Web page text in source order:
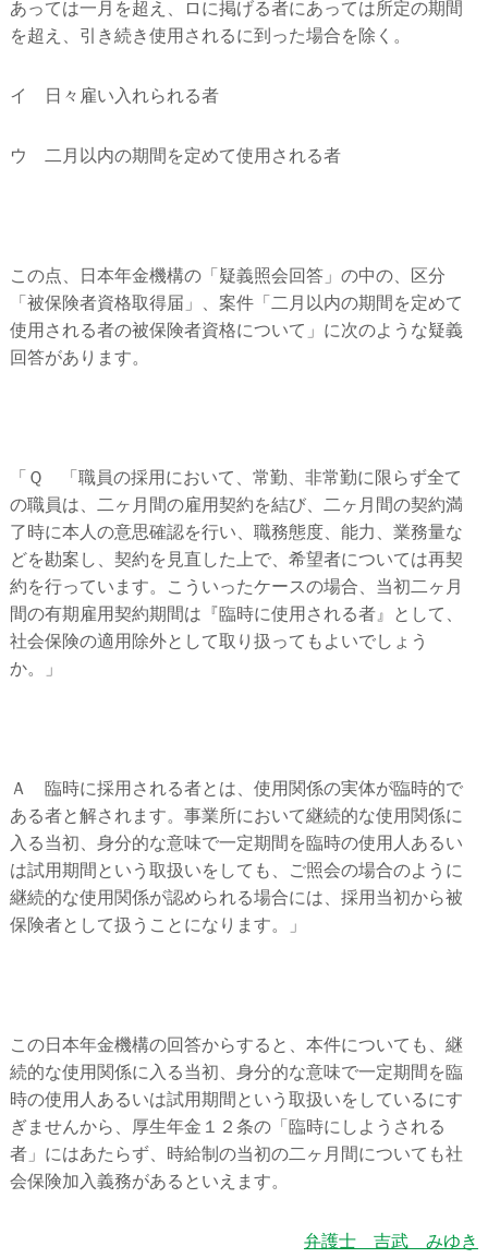
あっては一月を超え、ロに掲げる者にあっては所定の期間
を超え、引き続き使用されるに到った場合を除く。
イ 日々雇い入れられる者
ウ 二月以内の期間を定めて使用される者
この点、日本年金機構の「疑義照会回答」の中の、区分
「被保険者資格取得届」、案件「二月以内の期間を定めて
使用される者の被保険者資格について」に次のような疑義
回答があります。
「Ｑ 「職員の採用において、常勤、非常勤に限らず全て
の職員は、二ヶ月間の雇用契約を結び、二ヶ月間の契約満
了時に本人の意思確認を行い、職務態度、能力、業務量な
どを勘案し、契約を見直した上で、希望者については再契
約を行っています。こういったケースの場合、当初二ヶ月
間の有期雇用契約期間は『臨時に使用される者』として、
社会保険の適用除外として取り扱ってもよいでしょう
か。」
Ａ 臨時に採用される者とは、使用関係の実体が臨時的で
ある者と解されます。事業所において継続的な使用関係に
入る当初、身分的な意味で一定期間を臨時の使用人あるい
は試用期間という取扱いをしても、ご照会の場合のように
継続的な使用関係が認められる場合には、採用当初から被
保険者として扱うことになります。」
この日本年金機構の回答からすると、本件についても、継
続的な使用関係に入る当初、身分的な意味で一定期間を臨
時の使用人あるいは試用期間という取扱いをしているにす
ぎませんから、厚生年金１２条の「臨時にしようされる
者」にはあたらず、時給制の当初の二ヶ月間についても社
会保険加入義務があるといえます。
弁護士 吉武 みゆき